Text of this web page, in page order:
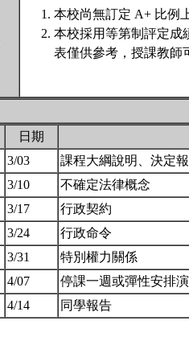
本校尚無訂定 A+ 比例
本校採用等第制評定成
表僅供參考，授課教師
日期
3/03
課程大綱說明、決定
3/10
不確定法律概念
3/17
行政契約
3/24
行政命令
3/31
特別權力關係
4/07
停課一週或彈性安排
4/14 同學報告